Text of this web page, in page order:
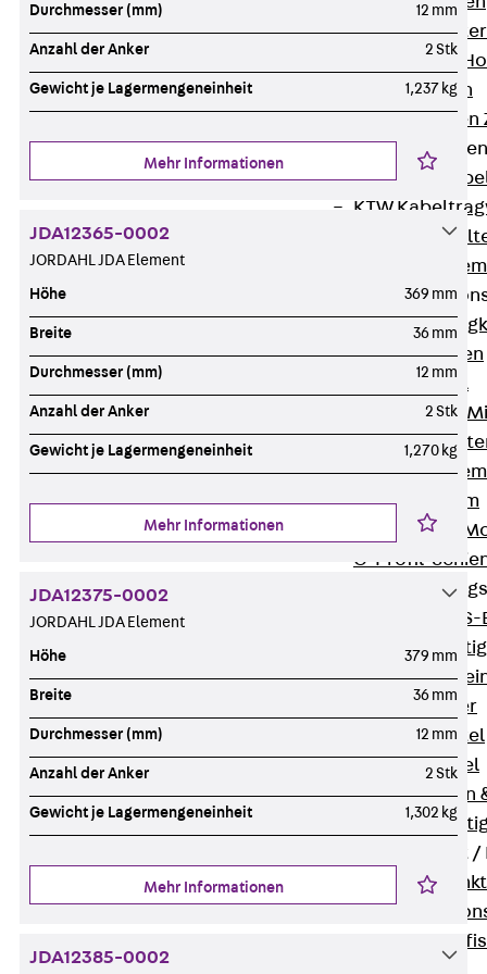
KH Kabelhalter
Hohlleiter-/
Kabelwannen
Kabelschellen
Zurück
KTW
KBH
Zurück
Wandkonsolen
Deckenbügel
Zentral- und
W-Profil-
U-Stiel-System
I-Stiel-System
PUK-STRUT-
C-Profil-
KTS-
Dübel & Anker
Abhängemittel
Schraubmittel
Ankermuttern
Funktionserhalt
Zurück
Durchmesser (mm) 12 mm
Anzahl der Anker 2 Stk
Gewicht je Lagermengeneinheit 1,237 kg
Mehr Informationen
JDA12365-0002
JORDAHL JDA Element
Höhe 369 mm
Breite 36 mm
Durchmesser (mm) 12 mm
Anzahl der Anker 2 Stk
Gewicht je Lagermengeneinheit 1,270 kg
Mehr Informationen
JDA12375-0002
JORDAHL JDA Element
Höhe 379 mm
Breite 36 mm
Durchmesser (mm) 12 mm
Anzahl der Anker 2 Stk
Gewicht je Lagermengeneinheit 1,302 kg
Mehr Informationen
JDA12385-0002